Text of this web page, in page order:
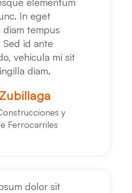
In eget
diam tempus
Sed id ante
vehicula mi sit
diam.
y
Ferrocarriles
dolor sit